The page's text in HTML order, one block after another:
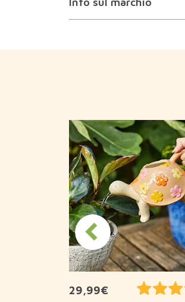
29,99€